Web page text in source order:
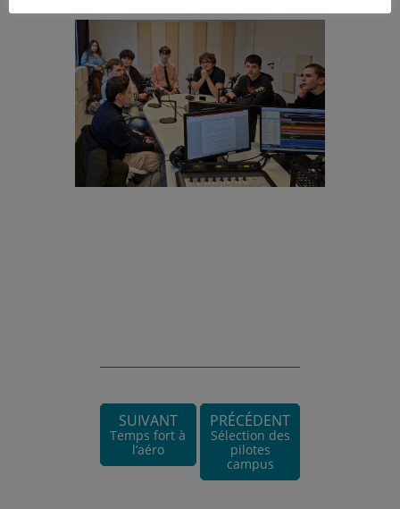
SUIVANT
Temps fort à
l’aéro
PRÉCÉDENT
Sélection des
pilotes
campus